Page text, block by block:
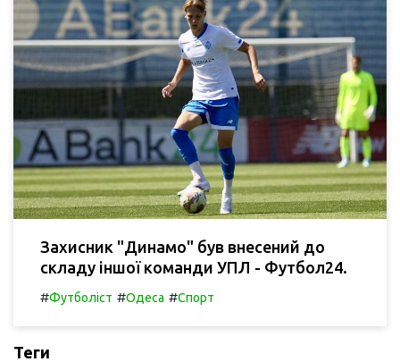
Захисник "Динамо" був внесений до
складу іншої команди УПЛ - Футбол24.
#Футболіст #Одеса #Спорт
Теги